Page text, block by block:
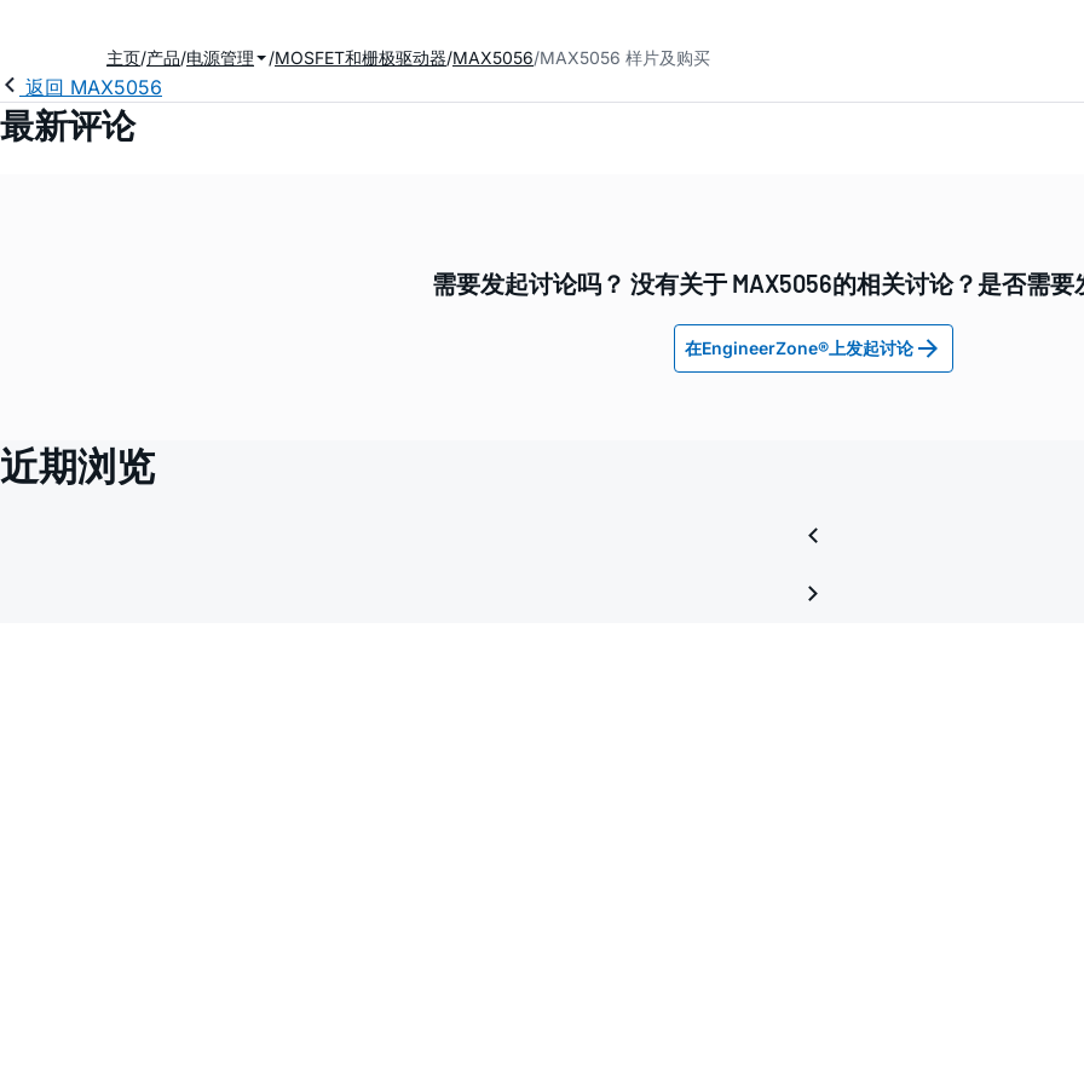
主页 产品 电源管理 MOSFET和栅极驱动器 MAX5056 MAX5056 样片及购买
返回 MAX5056
最新评论
需要发起讨论吗？ 没有关于 MAX5056的相关讨论？是否需要
在EngineerZone®上发起讨论
近期浏览